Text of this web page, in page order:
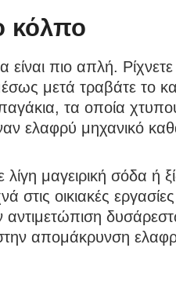
κόλπο
πιο απλή.
μετά τραβάτε το
τα οποία
ελαφρύ μηχανικό
μαγειρική σόδα ή
στις οικιακές εργασίες
απομάκρυνση